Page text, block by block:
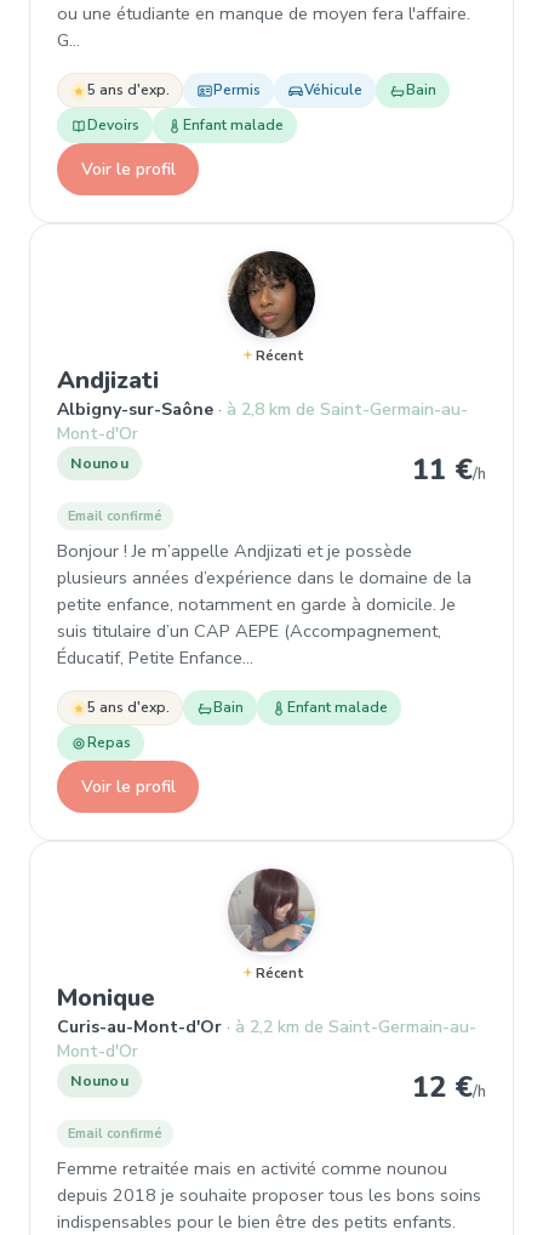
ou une étudiante en manque de moyen fera l'affaire.
G…
5 ans d'exp. Permis Véhicule
Bain
Devoirs
Enfant malade
Voir le profil
Récent
Andjizati
Albigny-sur-Saône
à 2,8 km de Saint-Germain-au-
Mont-d'Or
Nounou 11 €/h
Email confirmé
Bonjour ! Je m’appelle Andjizati et je possède
plusieurs années d’expérience dans le domaine de la
petite enfance, notamment en garde à domicile. Je
suis titulaire d’un CAP AEPE (Accompagnement,
Éducatif, Petite Enfance…
5 ans d'exp. Bain
Enfant malade
Repas
Voir le profil
Récent
Monique
Curis-au-Mont-d'Or
à 2,2 km de Saint-Germain-au-
Mont-d'Or
Nounou 12 €/h
Email confirmé
Femme retraitée mais en activité comme nounou
depuis 2018 je souhaite proposer tous les bons soins
indispensables pour le bien être des petits enfants.